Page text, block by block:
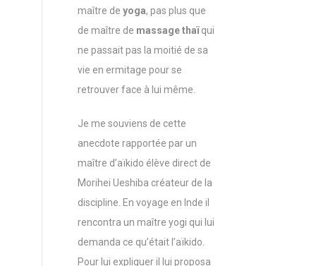
maître de yoga, pas plus que
de maître de massage thaïqui
ne passait pas la moitié de sa
vie en ermitage pour se
retrouver face à lui même.
Je me souviens de cette
anecdote rapportée par un
maître d’aïkido élève direct de
Morihei Ueshiba créateur de la
discipline. En voyage en Inde il
rencontra un maître yogi qui lui
demanda ce qu’était l’aïkido.
Pour lui expliquer il lui proposa